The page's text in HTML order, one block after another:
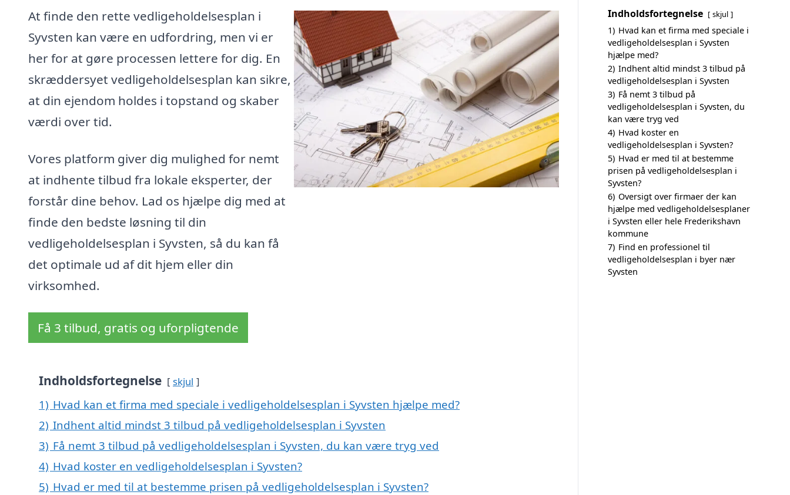
At finde den rette vedligeholdelsesplan i
Syvsten kan være en udfordring, men vi er
her for at gøre processen lettere for dig. En
skræddersyet vedligeholdelsesplan kan sikre,
at din ejendom holdes i topstand og skaber
værdi over tid.
Vores platform giver dig mulighed for nemt
at indhente tilbud fra lokale eksperter, der
forstår dine behov. Lad os hjælpe dig med at
finde den bedste løsning til din
vedligeholdelsesplan i Syvsten, så du kan få
det optimale ud af dit hjem eller din
virksomhed.
Få 3 tilbud, gratis og uforpligtende
Indholdsfortegnelse skjul
1) Hvad kan et firma med speciale i vedligeholdelsesplan i Syvsten hjælpe med?
2) Indhent altid mindst 3 tilbud på vedligeholdelsesplan i Syvsten
3) Få nemt 3 tilbud på vedligeholdelsesplan i Syvsten, du kan være tryg ved
4) Hvad koster en vedligeholdelsesplan i Syvsten?
5) Hvad er med til at bestemme prisen på vedligeholdelsesplan i Syvsten?
Indholdsfortegnelse skjul
1) Hvad kan et firma med speciale i
vedligeholdelsesplan i Syvsten
hjælpe med?
2) Indhent altid mindst 3 tilbud på
vedligeholdelsesplan i Syvsten
3) Få nemt 3 tilbud på
vedligeholdelsesplan i Syvsten, du
kan være tryg ved
4) Hvad koster en
vedligeholdelsesplan i Syvsten?
5) Hvad er med til at bestemme
prisen på vedligeholdelsesplan i
Syvsten?
6) Oversigt over firmaer der kan
hjælpe med vedligeholdelsesplaner
i Syvsten eller hele Frederikshavn
kommune
7) Find en professionel til
vedligeholdelsesplan i byer nær
Syvsten